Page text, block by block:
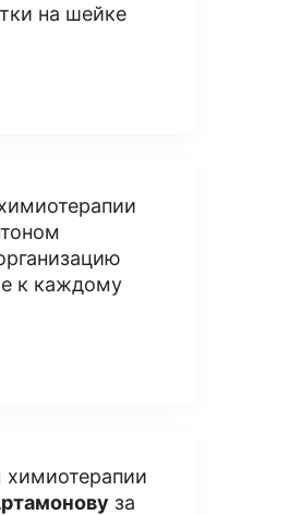
на шейке
к каждому
химиотерапии
за